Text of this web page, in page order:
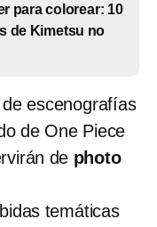
para colorear: 10
de Kimetsu no
escenografías
de One Piece
de photo
temáticas